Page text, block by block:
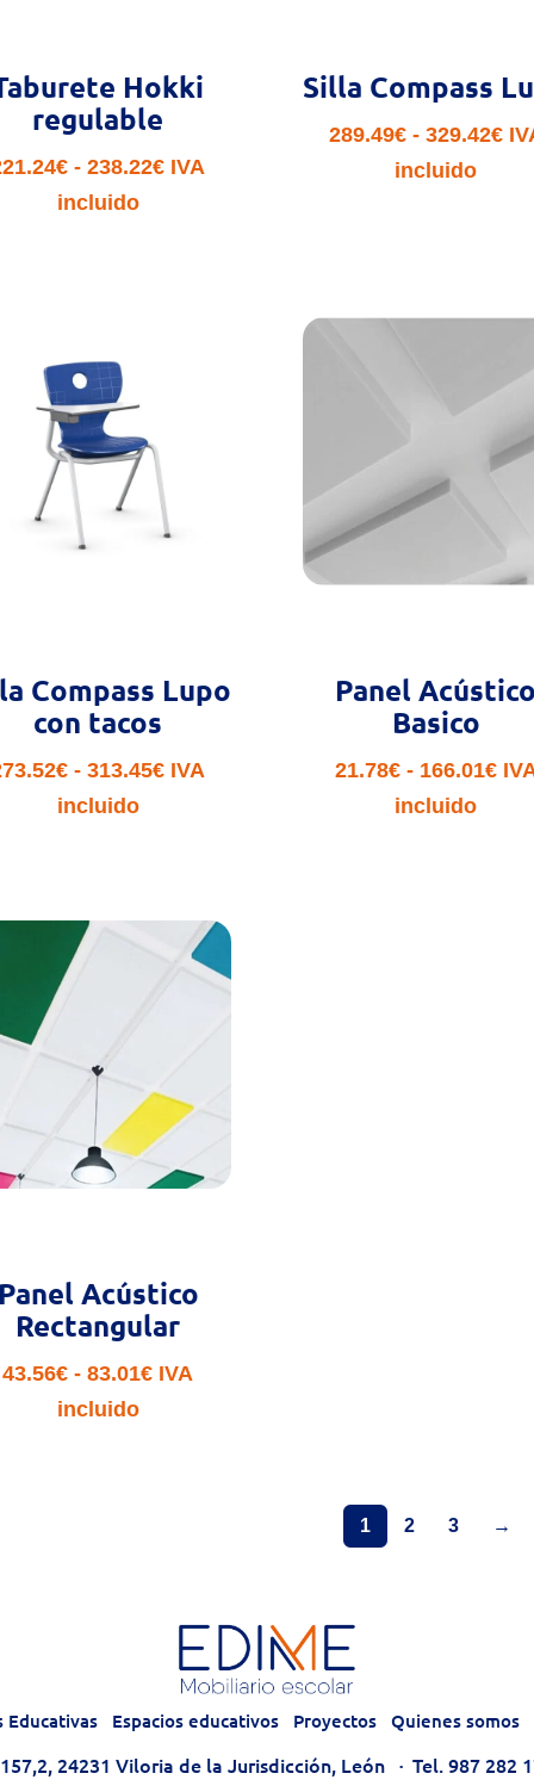
Hokki
regulable
€ - 238.22€Rango
IVA
incluido
Silla Compass
289.49€ - 329.42€
incluido
Compass Lupo
con tacos
€ - 313.45€Rango
hasta
313.45€
IVA
incluido
Panel Acústico
Basico
21.78€ - 166.01€
incluido
Acústico
Rectangular
43.56€ - 83.01€Rango
IVA
incluido
1 2 3 →
Educativas Espacios educativos Proyectos Quienes somos
24231 Viloria de la Jurisdicción, León· Tel. 987 282